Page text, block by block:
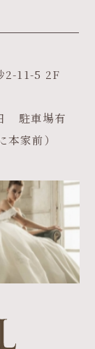
2-11-5 2F
駐車場有
家前）